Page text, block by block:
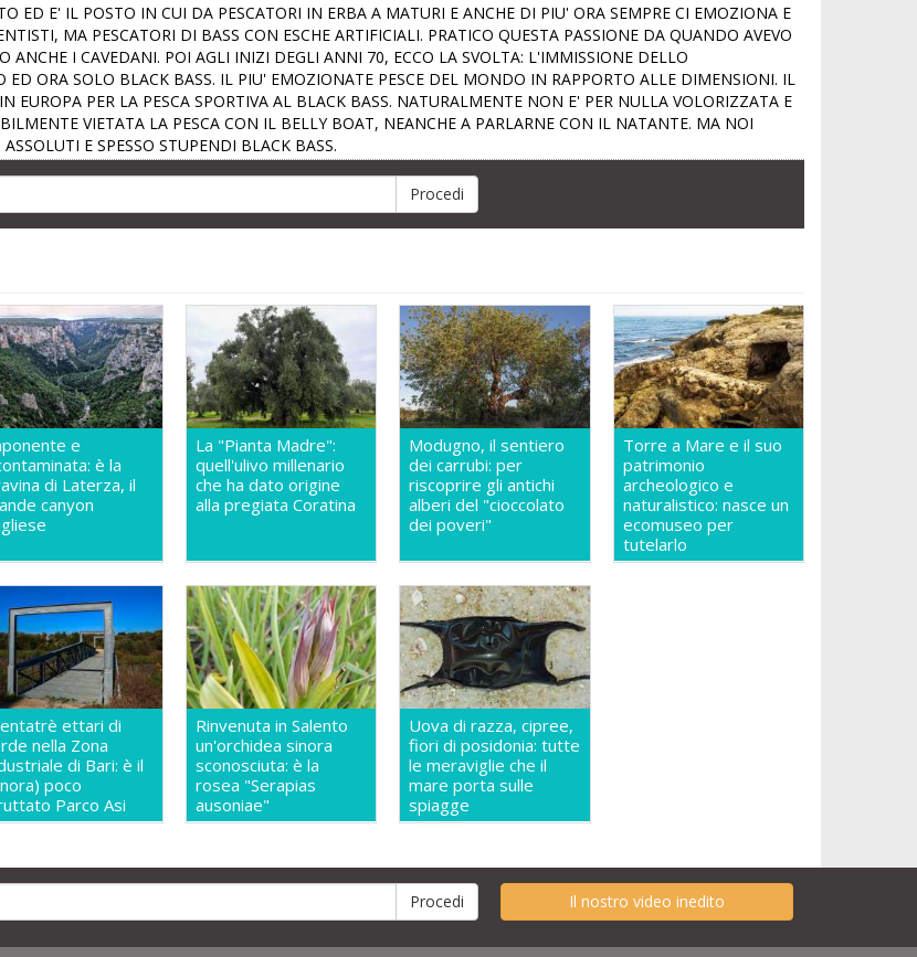
ED E' IL POSTO IN CUI DA PESCATORI IN ERBA A MATURI E ANCHE DI PIU' ORA SEMPRE CI EMOZIONA E
MA PESCATORI DI BASS CON ESCHE ARTIFICIALI. PRATICO QUESTA PASSIONE DA QUANDO AVEVO
I CAVEDANI. POI AGLI INIZI DEGLI ANNI 70, ECCO LA SVOLTA: L'IMMISSIONE DELLO
ORA SOLO BLACK BASS. IL PIU' EMOZIONATE PESCE DEL MONDO IN RAPPORTO ALLE DIMENSIONI. IL
PER LA PESCA SPORTIVA AL BLACK BASS. NATURALMENTE NON E' PER NULLA VOLORIZZATA E
VIETATA LA PESCA CON IL BELLY BOAT, NEANCHE A PARLARNE CON IL NATANTE. MA NOI
E SPESSO STUPENDI BLACK BASS.
e
è la
di Laterza, il
canyon
La "Pianta Madre":
quell'ulivo millenario
che ha dato origine
alla pregiata Coratina
Modugno, il sentiero
dei carrubi: per
riscoprire gli antichi
alberi del "cioccolato
dei poveri"
Torre a Mare e il suo
patrimonio
archeologico e
naturalistico: nasce un
ecomuseo per
tutelarlo
ettari di
nella Zona
di Bari: è il
poco
Parco Asi
Rinvenuta in Salento
un'orchidea sinora
sconosciuta: è la
rosea "Serapias
ausoniae"
Uova di razza, cipree,
fiori di posidonia: tutte
le meraviglie che il
mare porta sulle
spiagge
Il nostro video inedito